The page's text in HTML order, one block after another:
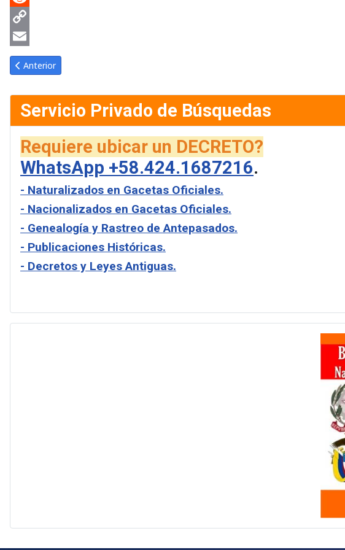
Reddit
Copy
Link
Email
Artículo anterior: Gaceta Oficial de Venezuela #42459 del viernes 9 septiembre 2022
Anterior
Servicio Privado de Búsquedas
Requiere ubicar un DECRETO?
WhatsApp +58.424.1687216.
- Naturalizados en Gacetas Oficiales.
- Nacionalizados en Gacetas Oficiales.
- Genealogía y Rastreo de Antepasados.
- Publicaciones Históricas.
- Decretos y Leyes Antiguas.